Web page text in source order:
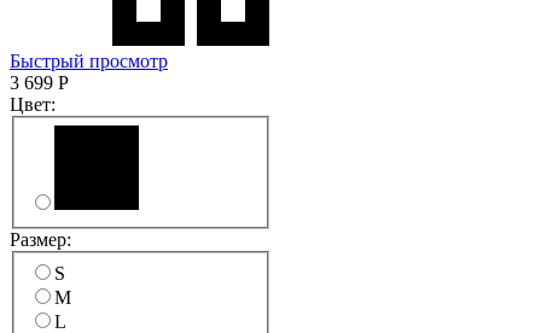
Быстрый просмотр
3 699 Р
Цвет:
Размер:
S
M
L